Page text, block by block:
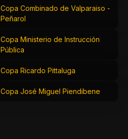
Copa Combinado de Valparaiso -
Peñarol
Copa Ministerio de Instrucción
Pública
Copa Ricardo Pittaluga
Copa José Miguel Piendibene